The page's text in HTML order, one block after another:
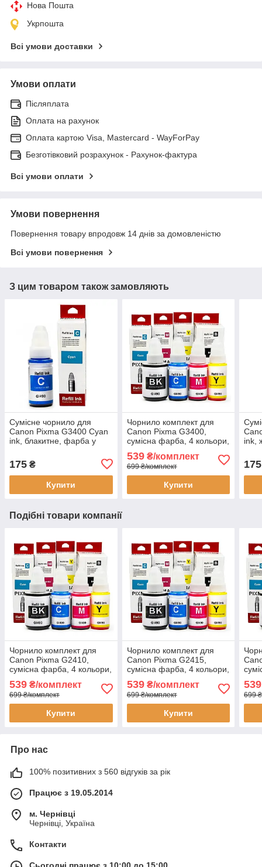
Нова Пошта
Укрпошта
Всі умови доставки
Умови оплати
Післяплата
Оплата на рахунок
Оплата картою Visa, Mastercard - WayForPay
Безготівковий розрахунок - Рахунок-фактура
Всі умови оплати
Умови повернення
Повернення товару впродовж 14 днів за домовленістю
Всі умови повернення
З цим товаром також замовляють
Сумісне чорнило для
Canon Pixma G3400 Cyan
ink, блакитне, фарба у
175 ₴
Купити
Чорнило комплект для
Canon Pixma G3400,
сумісна фарба, 4 кольори,
мл, Refill Ink
539₴/комплект
699 ₴/комплект
Купити
ink,
175
Подібні товари компанії
Чорнило комплект для
Canon Pixma G2410,
сумісна фарба, 4 кольори,
флакони 3*70 мл + 1*135
мл, Refill Ink
539 ₴/комплект
699 ₴/комплект
Купити
Чорнило комплект для
Canon Pixma G2415,
сумісна фарба, 4 кольори,
флакони 3*70 мл + 1*135
мл, Refill Ink
539₴/комплект
699 ₴/комплект
Купити
мл,
539
699
Про нас
100% позитивних з 560 відгуків за рік
Працює з 19.05.2014
м. Чернівці
Чернівці, Україна
Контакти